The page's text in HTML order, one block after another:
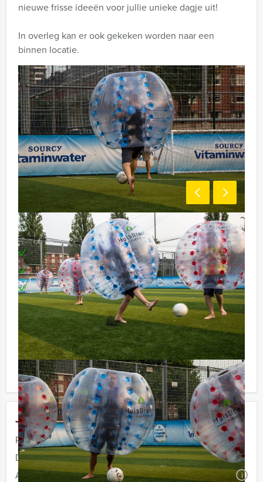
Jouw uitje
Prijs: Vanaf€ 37,50 p.p. excl. BTW
Duur:
1 uur en 30 minuten
Aantal:
Minimaal 12 personen i
nieuwe frisse ideeën voor jullie unieke dagje uit!
In overleg kan er ook gekeken worden naar een
binnen locatie.
Inclusief:
Enthousiaste begeleiding
Kunststof Bubbels
Te boeken op de door u gewenste dag of tijdstip!
Reservering voor kleinere groepen:
Komt u niet aan het minimale aantal deelnemers voor
dit spelprogramma? Als u bereid bent voor het
minimale aantal te betalen, kunt u ook gewoon voor
minder personen boeken!